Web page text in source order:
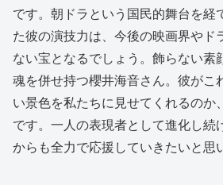
です。朝ドラという国民的舞台を経
た彼の演技力は、今後の映画界やド
ない宝となるでしょう。飾らない素
魂を併せ持つ櫻井海音さん。彼がこ
い景色を私たちに見せてくれるのか
です。一人の表現者として進化し続
からも全力で応援していきたいと思